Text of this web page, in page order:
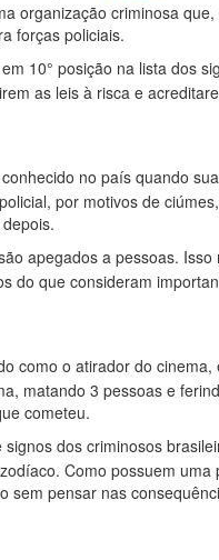
organização criminosa
forças policiais.
10° posição na lista dos
as leis à risca e
no país quando
por motivos de
apegados a pessoas.
do que consideram
como o atirador do
matando 3 pessoas e
cometeu.
dos criminosos
Como possuem
sem pensar nas